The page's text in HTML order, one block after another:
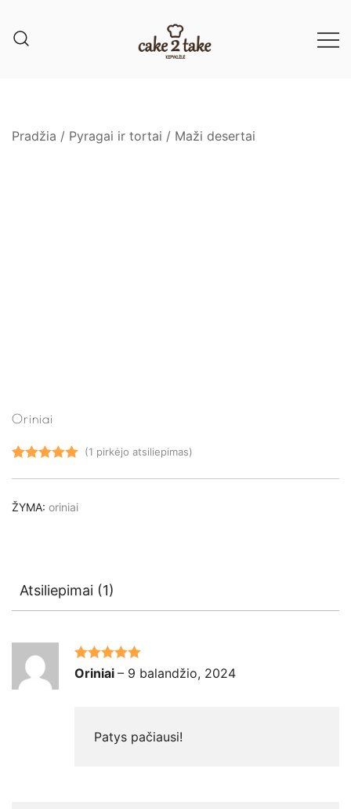
Pradžia / Pyragai ir tortai / Maži desertai
Oriniai
(viso
(1 pirkėjo atsiliepimas)
ŽYMA: oriniai
Atsiliepimai (1)
Įvertinimas:
Oriniai – 9 balandžio, 2024
Patys pačiausi!